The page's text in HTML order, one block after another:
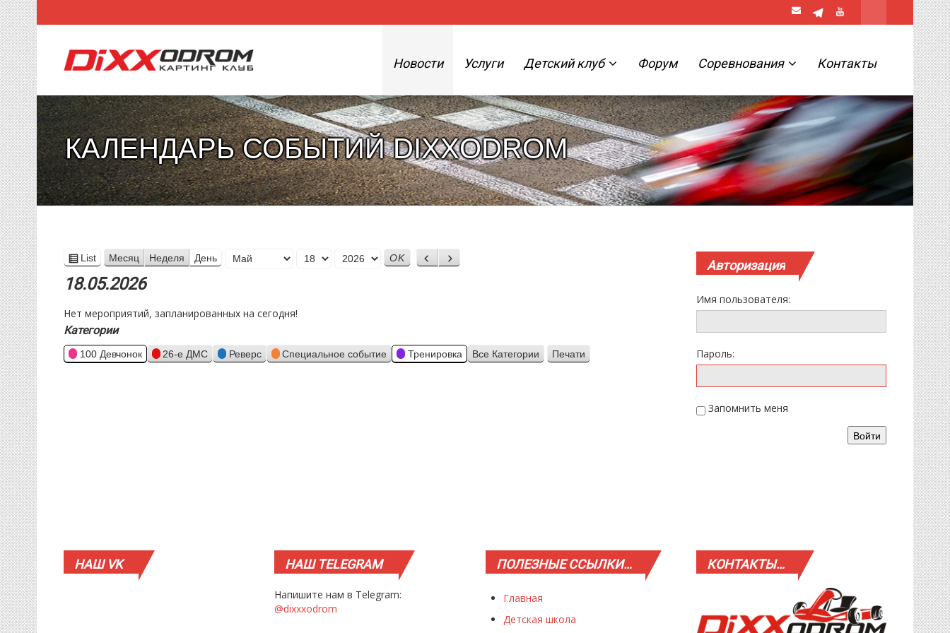
Новости Услуги Детский клуб Форум Соревнования Контакты
КАЛЕНДАРЬ СОБЫТИЙ DIXXODROM
View
as
List Месяц Неделя День
Месяц
Назад
Вперед
18.05.2026
Нет мероприятий, запланированных на сегодня!
Категории
100 Девчонок 26-е ДМС Реверс Специальное событие Тренировка Все Категории Просмотр
Печати
Авторизация
Имя пользователя:
Пароль:
Запомнить меня
Войти
НАШVK НАШTELEGRAM
Напишите нам в Telegram:
@dixxxodrom
ПОЛЕЗНЫЕССЫЛКИ…
Главная
Детская школа
КОНТАКТЫ…